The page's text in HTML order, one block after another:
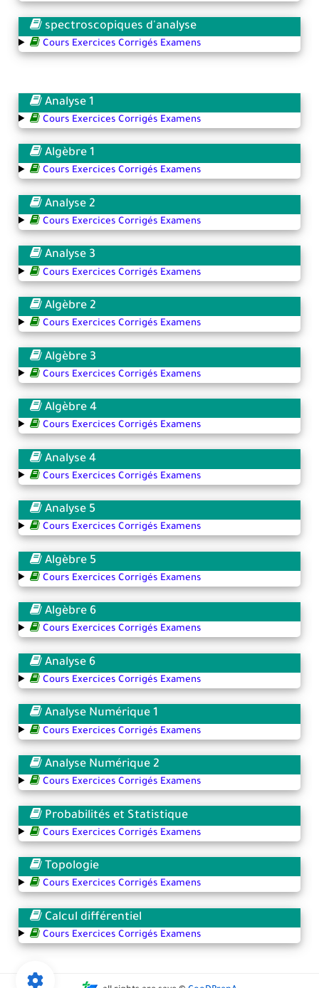
spectroscopiques d'analyse
Cours Exercices Corrigés Examens
Analyse 1
Cours Exercices Corrigés Examens
Algèbre 1
Cours Exercices Corrigés Examens
Analyse 2
Cours Exercices Corrigés Examens
Analyse 3
Cours Exercices Corrigés Examens
Algèbre 2
Cours Exercices Corrigés Examens
Algèbre 3
Cours Exercices Corrigés Examens
Algèbre 4
Cours Exercices Corrigés Examens
Analyse 4
Cours Exercices Corrigés Examens
Analyse 5
Cours Exercices Corrigés Examens
Algèbre 5
Cours Exercices Corrigés Examens
Algèbre 6
Cours Exercices Corrigés Examens
Analyse 6
Cours Exercices Corrigés Examens
Analyse Numérique 1
Cours Exercices Corrigés Examens
Analyse Numérique 2
Cours Exercices Corrigés Examens
Probabilités et Statistique
Cours Exercices Corrigés Examens
Topologie
Cours Exercices Corrigés Examens
Calcul différentiel
Cours Exercices Corrigés Examens